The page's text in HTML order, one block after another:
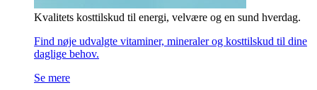
Kvalitets kosttilskud til energi, velvære og en sund hverdag.
Find nøje udvalgte vitaminer, mineraler og kosttilskud til dine
daglige behov.
Se mere